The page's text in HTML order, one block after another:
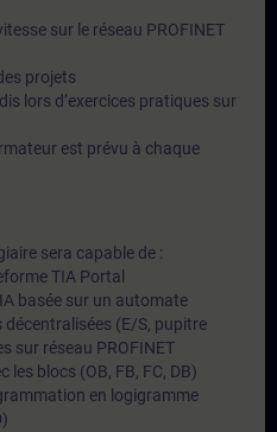
sur le réseau PROFINET
projets
lors d’exercices pratiques sur
est prévu à chaque
sera capable de :
TIA Portal
basée sur un automate
(E/S, pupitre
sur réseau PROFINET
blocs (OB, FB, FC, DB)
en logigramme